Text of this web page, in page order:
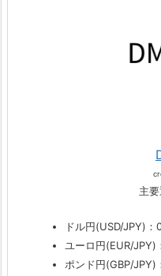
主
ドル円(USD/JPY)：
ユーロ円(EUR/JPY)
ポンド円(GBP/JPY)